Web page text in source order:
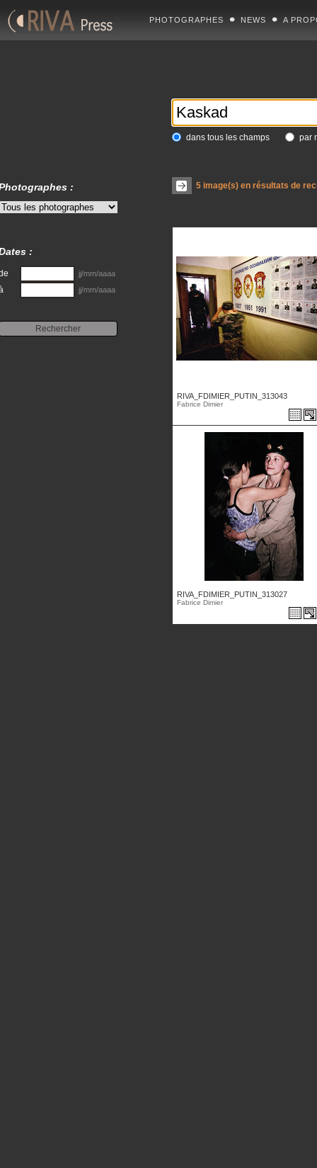
PHOTOGRAPHES NEWS A
dans tous les champs par
5image(s) en résultats de
RIVA_FDIMIER_PUTIN_313043
Fabrice Dimier
RIVA_FDIMIER_PUTIN_313027
Fabrice Dimier
:
:
jj/mm/aaaa
jj/mm/aaaa